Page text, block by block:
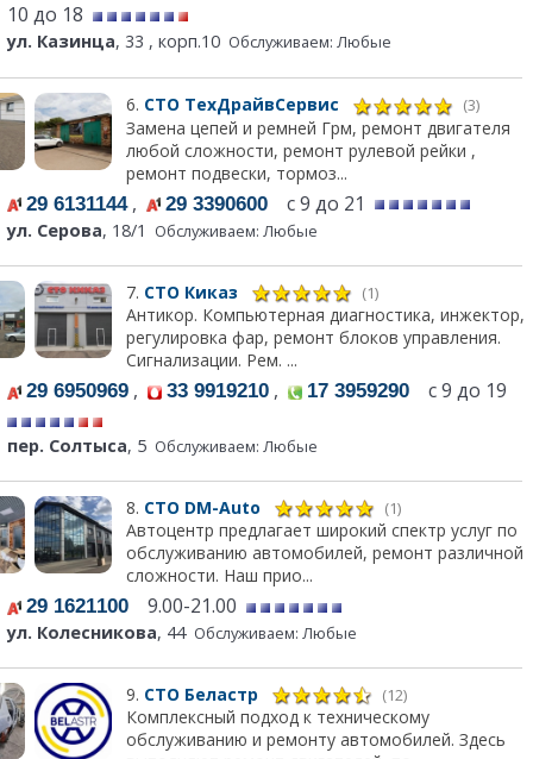
10 до 18
ул. Казинца, 33 , корп.10 Обслуживаем: Любые
6. СТО ТехДрайвСервис (3)
Замена цепей и ремней Грм, ремонт двигателя
любой сложности, ремонт рулевой рейки ,
ремонт подвески, тормоз...
29 6131144, 29 3390600 с 9 до 21
ул. Серова, 18/1 Обслуживаем: Любые
7. СТО Киказ (1)
Антикор. Компьютерная диагностика, инжектор,
регулировка фар, ремонт блоков управления.
Сигнализации. Рем. ...
29 6950969 , 33 9919210 , 17 3959290 с 9 до 19
пер. Солтыса, 5 Обслуживаем: Любые
8. СТО DM-Auto (1)
Автоцентр предлагает широкий спектр услуг по
обслуживанию автомобилей, ремонт различной
сложности. Наш прио...
29 1621100 9.00-21.00
ул. Колесникова, 44 Обслуживаем: Любые
9. СТО Беластр (12)
Комплексный подход к техническому
обслуживанию и ремонту автомобилей. Здесь